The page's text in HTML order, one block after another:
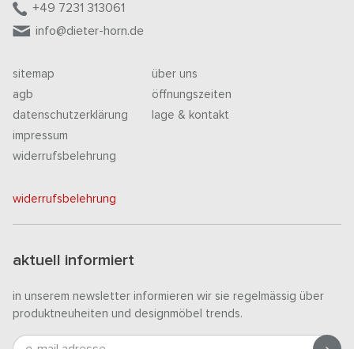
+49 7231 313061
info@dieter-horn.de
sitemap
agb
datenschutzerklärung
impressum
widerrufsbelehrung
über uns
öffnungszeiten
lage & kontakt
widerrufsbelehrung
aktuell informiert
in unserem newsletter informieren wir sie regelmässig über
produktneuheiten und designmöbel trends.